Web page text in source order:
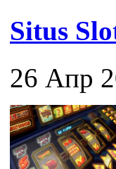
Situs
26 Апр